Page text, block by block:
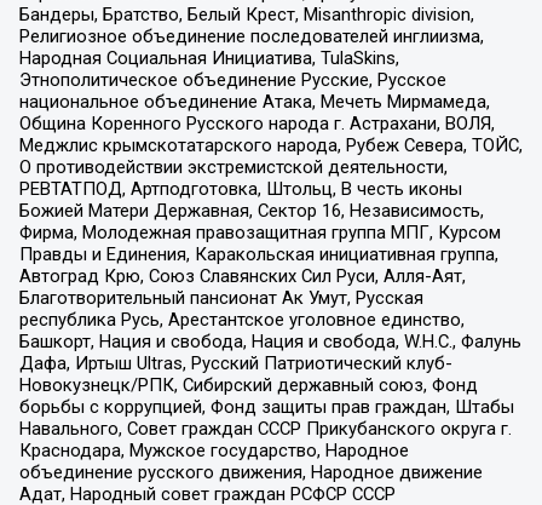
Бандеры, Братство, Белый Крест, Misanthropic division,
Религиозное объединение последователей инглиизма,
Народная Социальная Инициатива, TulaSkins,
Этнополитическое объединение Русские, Русское
национальное объединение Атака, Мечеть Мирмамеда,
Община Коренного Русского народа г. Астрахани, ВОЛЯ,
Меджлис крымскотатарского народа, Рубеж Севера, ТОЙС,
О противодействии экстремистской деятельности,
РЕВТАТПОД, Артподготовка, Штольц, В честь иконы
Божией Матери Державная, Сектор 16, Независимость,
Фирма, Молодежная правозащитная группа МПГ, Курсом
Правды и Единения, Каракольская инициативная группа,
Автоград Крю, Союз Славянских Сил Руси, Алля-Аят,
Благотворительный пансионат Ак Умут, Русская
республика Русь, Арестантское уголовное единство,
Башкорт, Нация и свобода, Нация и свобода, W.H.С., Фалунь
Дафа, Иртыш Ultras, Русский Патриотический клуб-
Новокузнецк/РПК, Сибирский державный союз, Фонд
борьбы с коррупцией, Фонд защиты прав граждан, Штабы
Навального, Совет граждан СССР Прикубанского округа г.
Краснодара, Мужское государство, Народное
объединение русского движения, Народное движение
Адат, Народный совет граждан РСФСР СССР